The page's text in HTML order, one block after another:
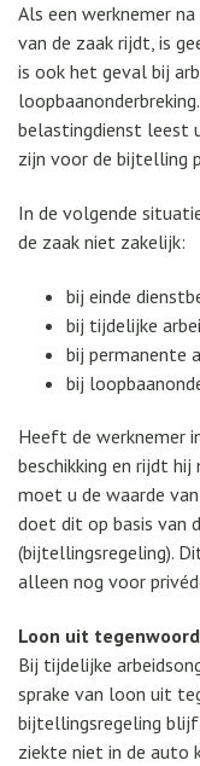
Als een werknemer
van de zaak rijdt, is
is ook het geval bij
belastingdienst leest
zijn voor de bijtelling
In de volgende
de zaak niet zakelijk:
bij einde
bij tijdelijke
bij permanente
bij
Heeft de werknemer
beschikking en rijdt
moet u de waarde
doet dit op basis van
(bijtellingsregeling).
alleen nog voor
Loon uit
Bij tijdelijke
sprake van loon uit
bijtellingsregeling
ziekte niet in de auto